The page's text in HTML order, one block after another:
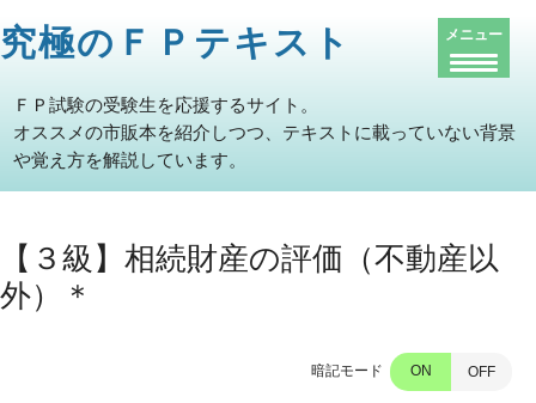
究極のＦＰテキスト
ＦＰ試験の受験生を応援するサイト。
オススメの市販本を紹介しつつ、テキストに載っていない背景
や覚え方を解説しています。
【３級】相続財産の評価（不動産以
外）＊
暗記モード ON OFF
メニュー